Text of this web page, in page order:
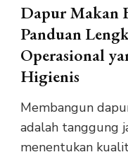
Dapur Makan
Panduan
Operasional
Higienis
Membangun
adalah tanggung
menentukan